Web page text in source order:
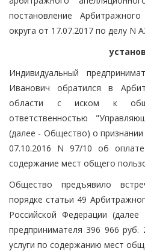
постановление
округа от 17.07.2017 по делу N
Индивидуальный
Иванович обратился в
области с иском к
ответственностью
(далее - Общество) о
07.10.2016 N 97/10 об
содержание мест общего
Общество предъявило
порядке статьи 49
Российской Федерации
предпринимателя 396 966 руб.
услуги по содержанию мест